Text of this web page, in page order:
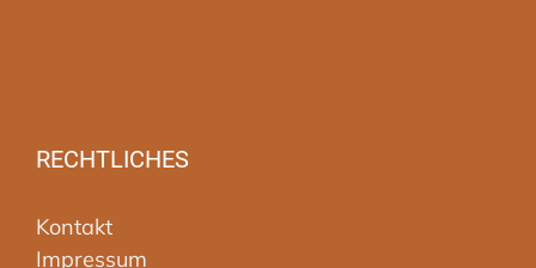
RECHTLICHES
Kontakt
Impressum